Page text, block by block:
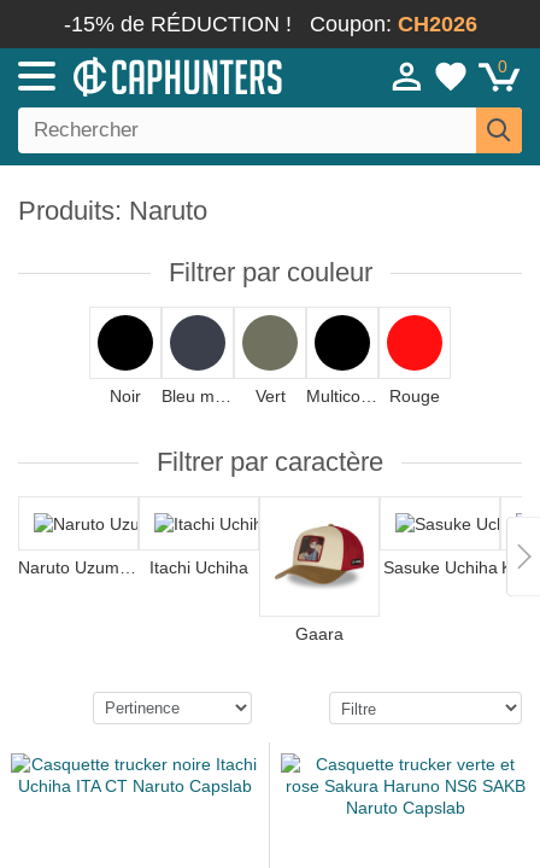
-15% de RÉDUCTION ! Coupon: CH2026
0
Produits: Naruto
Filtrer par couleur
Noir Vert Rouge
Filtrer par caractère
Naruto Uzumaki Itachi Uchiha
Gaara
Sasuke Uchiha